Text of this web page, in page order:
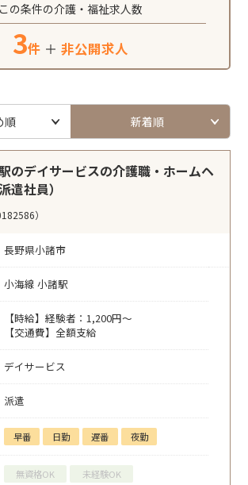
この条件の介護・福祉求人数
3件 ＋ 非公開求人
順 新着順
のデイサービスの介護職・ホームヘ
遣社員）
）
長野県小諸市
小海線 小諸駅
【時給】経験者：1,200円～
【交通費】全額支給
デイサービス
派遣
早番 日勤 遅番 夜勤
無資格OK
未経験OK